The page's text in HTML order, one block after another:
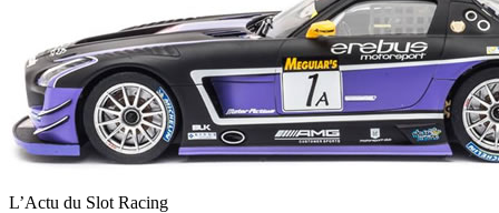
L’Actu du Slot Racing